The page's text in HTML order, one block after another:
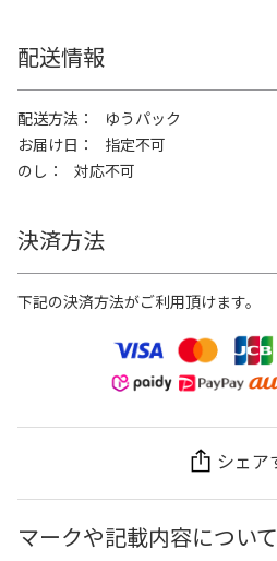
配送情報
配送方法
ゆうパック
お届け日
指定不可
のし
対応不可
決済方法
下記の決済方法がご利用頂けます。
シェア
マークや記載内容について